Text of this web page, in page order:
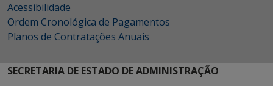
Acessibilidade
Ordem Cronológica de Pagamentos
Planos de Contratações Anuais
SECRETARIA DE ESTADO DE ADMINISTRAÇÃO